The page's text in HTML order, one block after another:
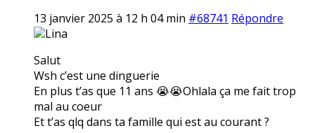
13 janvier 2025 à 12 h 04 min #68741 Répondre
Lina
Salut
Wsh c’est une dinguerie
En plus t’as que 11 ans 😭😭Ohlala ça me fait trop
mal au coeur
Et t’as qlq dans ta famille qui est au courant ?